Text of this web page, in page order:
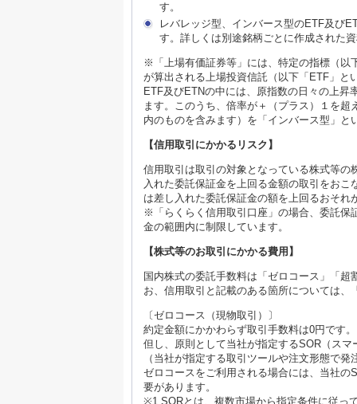
す。
レバレッジ型、インバース型のETF及び
す。詳しくは別途銘柄ごとに作成された
※「上場有価証券等」には、特定の指標（以
が算出される上場投資信託（以下「ETF」と
ETF及びETNの中には、原指数の日々の上
ます。このうち、倍率が＋（プラス）１を
内のものを含みます）を「インバース型」と
【信用取引にかかるリスク】
信用取引は取引の対象となっている株式等
入れた委託保証金を上回る金額の取引をお
は差し入れた委託保証金の額を上回るおそれ
※「らくらく信用取引口座」の場合、委託保
金の範囲内に制限しています。
【株式等のお取引にかかる費用】
国内株式の委託手数料は「ゼロコース」「
お、信用取引と記載のある箇所については
〔ゼロコース（現物取引）〕
約定金額にかかわらず取引手数料は0円です。
但し、原則として当社が指定するSOR（ス
（当社が指定する取引ツールや注文形態で
ゼロコースをご利用される場合には、当社
要があります。
※1 SORとは、複数市場から指定条件に従っ